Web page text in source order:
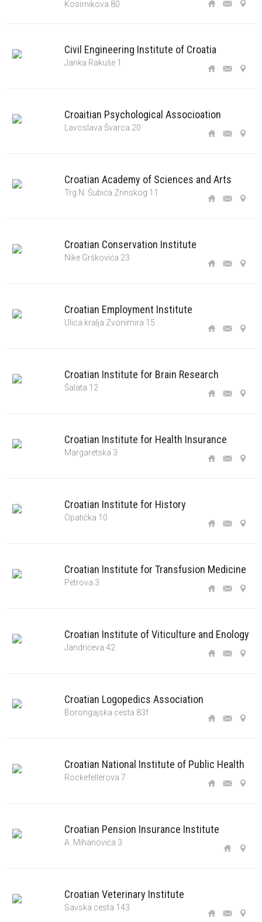
Kosirnikova 80
Civil Engineering Institute of Croatia
Janka Rakuše 1
Croaitian Psychological Associoation
Lavoslava Švarca 20
Croatian Academy of Sciences and Arts
Trg N. Šubića Zrinskog 11
Croatian Conservation Institute
Nike Grškovića 23
Croatian Employment Institute
Ulica kralja Zvonimira 15
Croatian Institute for Brain Research
Šalata 12
Croatian Institute for Health Insurance
Margaretska 3
Croatian Institute for History
Opatička 10
Croatian Institute for Transfusion Medicine
Petrova 3
Croatian Institute of Viticulture and Enology
Jandrićeva 42
Croatian Logopedics Association
Borongajska cesta 83f
Croatian National Institute of Public Health
Rockefellerova 7
Croatian Pension Insurance Institute
A. Mihanovića 3
Croatian Veterinary Institute
Savska cesta 143